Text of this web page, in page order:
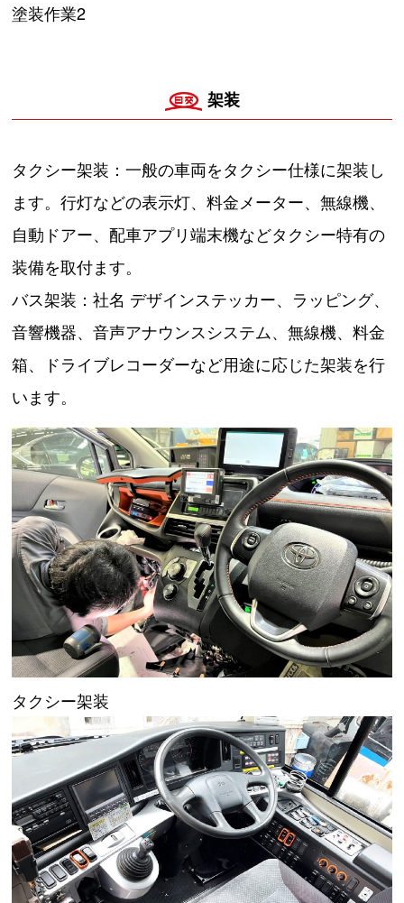
塗装作業2
架装
タクシー架装：一般の車両をタクシー仕様に架装し
ます。行灯などの表示灯、料金メーター、無線機、
自動ドアー、配車アプリ端末機などタクシー特有の
装備を取付ます。
バス架装：社名 デザインステッカー、ラッピング、
音響機器、音声アナウンスシステム、無線機、料金
箱、ドライブレコーダーなど用途に応じた架装を行
います。
タクシー架装